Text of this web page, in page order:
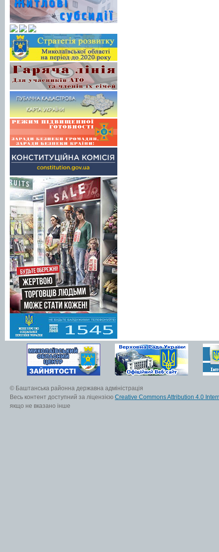
© Баштанська районна державна адміністрація
Весь контент доступний за ліцензією Creative Commons Attribution 4.0
якщо не вказано інше